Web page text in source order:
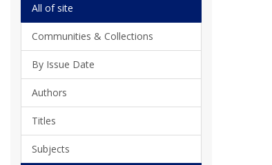
All of site
Communities & Collections
By Issue Date
Authors
Titles
Subjects